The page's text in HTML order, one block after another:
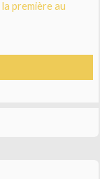
première au